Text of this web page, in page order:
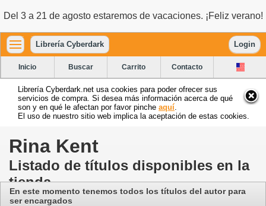
Del 3 a 21 de agosto estaremos de vacaciones. ¡Feliz verano!
Librería Cyberdark Login
Inicio Buscar Carrito Contacto
Librería Cyberdark.net usa cookies para poder ofrecer sus
servicios de compra. Si desea más información acerca de qué
son y en qué le afectan por favor pinche aquí
El uso de nuestro sitio web implica la aceptación de estas cookies.
Rina Kent
Listado de títulos disponibles en la
tienda
En este momento tenemos todos los títulos del autor para
ser encargados